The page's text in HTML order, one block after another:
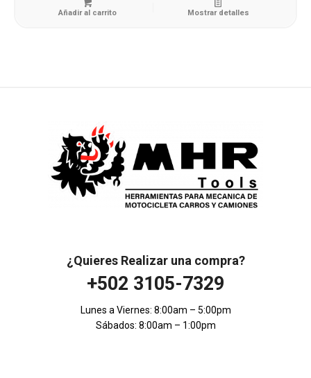
Añadir al carrito Mostrar detalles
¿Quieres Realizar una compra?
+502 3105-7329
Lunes a Viernes: 8:00am – 5:00pm
Sábados: 8:00am – 1:00pm